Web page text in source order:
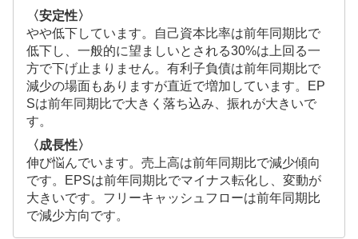
〈安定性〉
やや低下しています。自己資本比率は前年同期比で
低下し、一般的に望ましいとされる30%は上回る一
方で下げ止まりません。有利子負債は前年同期比で
減少の場面もありますが直近で増加しています。EP
Sは前年同期比で大きく落ち込み、振れが大きいで
す。
〈成長性〉
伸び悩んでいます。売上高は前年同期比で減少傾向
です。EPSは前年同期比でマイナス転化し、変動が
大きいです。フリーキャッシュフローは前年同期比
で減少方向です。